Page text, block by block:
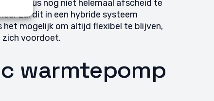
actief
u dus nog niet helemaal afscheid te
zal dit in een hybride systeem
het mogelijk om altijd flexibel te blijven,
voordoet.
warmtepomp